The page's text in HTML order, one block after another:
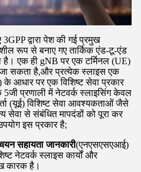
द्वारा पेश की गई प्रमुख
रूप से बनाए गए तार्किक एंड-टू-एंड
एक ही gNB पर एक टर्मिनल (UE)
जा सकता है,और प्रत्येक स्लाइस एक
आधार पर एक विशिष्ट सेवा प्रकार
प्रणाली में नेटवर्क स्लाइसिंग केवल
(यूई) विशिष्ट सेवा आवश्यकताओं जैसे
सेवा से संबंधित मापदंडों को पूरा कर
इस प्रकार है;
सहायता जानकारी(एनएसएसएआई)
नेटवर्क स्लाइस कार्यों और
कारक है।